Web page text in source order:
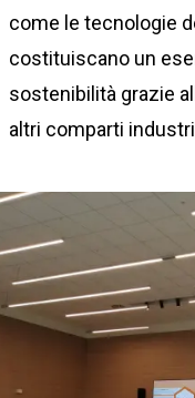
come le tecnologie
costituiscano un
sostenibilità grazie
altri comparti